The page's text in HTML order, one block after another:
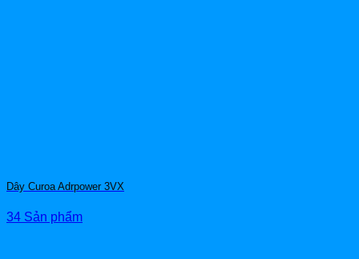
Dây Curoa Adrpower 3VX
34 Sản phẩm